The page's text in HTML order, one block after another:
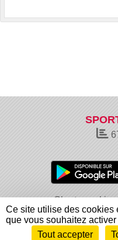
Charte cookies
Informations légales
Envie de participer ?
Ce site utilise des cookies
que vous souhaitez activer
Tout accepter